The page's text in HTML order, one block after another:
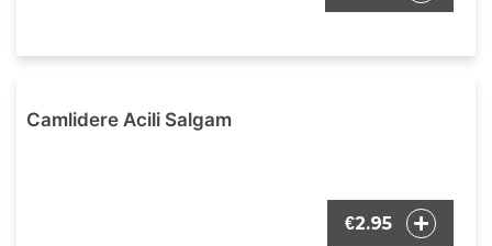
Camlidere Acili Salgam
€2.95